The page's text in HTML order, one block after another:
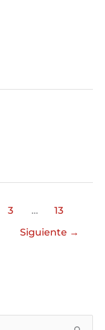
3 …
13
Siguiente →